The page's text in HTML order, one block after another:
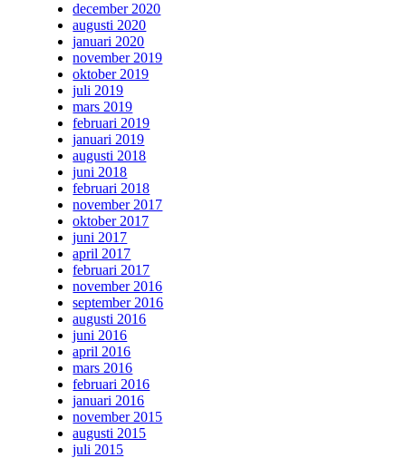
december 2020
augusti 2020
januari 2020
november 2019
oktober 2019
juli 2019
mars 2019
februari 2019
januari 2019
augusti 2018
juni 2018
februari 2018
november 2017
oktober 2017
juni 2017
april 2017
februari 2017
november 2016
september 2016
augusti 2016
juni 2016
april 2016
mars 2016
februari 2016
januari 2016
november 2015
augusti 2015
juli 2015